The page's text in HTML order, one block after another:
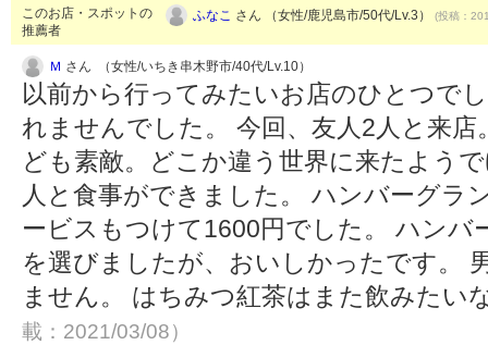
このお店・スポットの
推薦者
ふなこ さん （女性/鹿児島市/50代/Lv.3） (投稿：
Ｍ さん （女性/いちき串木野市/40代/Lv.10）
以前から行ってみたいお店のひとつで
れませんでした。 今回、友人2人と来
ども素敵。どこか違う世界に来たよう
人と食事ができました。 ハンバーグラ
ービスもつけて1600円でした。 ハンバ
を選びましたが、おいしかったです。
ません。 はちみつ紅茶はまた飲みたい
載：2021/03/08）